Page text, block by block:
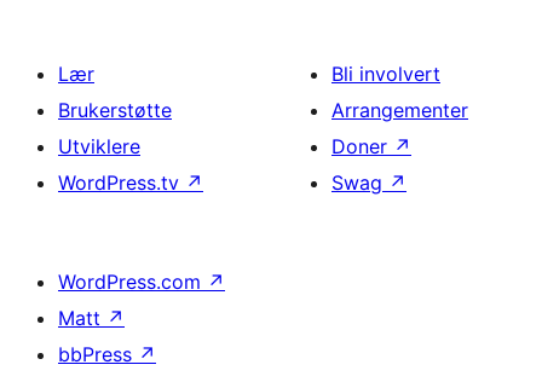
Lær
Brukerstøtte
Utviklere
WordPress.tv ↗
Bli involvert
Arrangementer
Doner ↗
Swag ↗
WordPress.com ↗
Matt ↗
bbPress ↗